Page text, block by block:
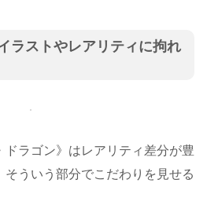
ラストやレアリティに拘れ
ドラゴン》はレアリティ差分が豊
ういう部分でこだわりを見せる